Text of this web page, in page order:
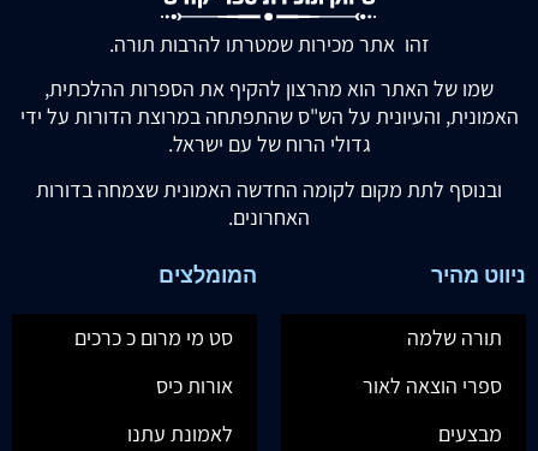
זהו אתר מכירות שמטרתו להרבות תורה.
שמו של האתר הוא מהרצון להקיף את הספרות ההלכתית,
האמונית, והעיונית על הש"ס שהתפתחה במרוצת הדורות על ידי
גדולי הרוח של עם ישראל.
ובנוסף לתת מקום לקומה החדשה האמונית שצמחה בדורות
האחרונים.
ניווט מהיר
תורה שלמה
ספרי הוצאה לאור
מבצעים
המומלצים
סט מי מרום כ כרכים
אורות כיס
לאמונת עתנו